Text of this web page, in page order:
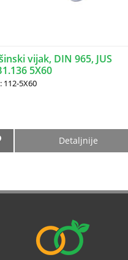
vijak, DIN 965, JUS
5X60
112-5X60
Detaljnije